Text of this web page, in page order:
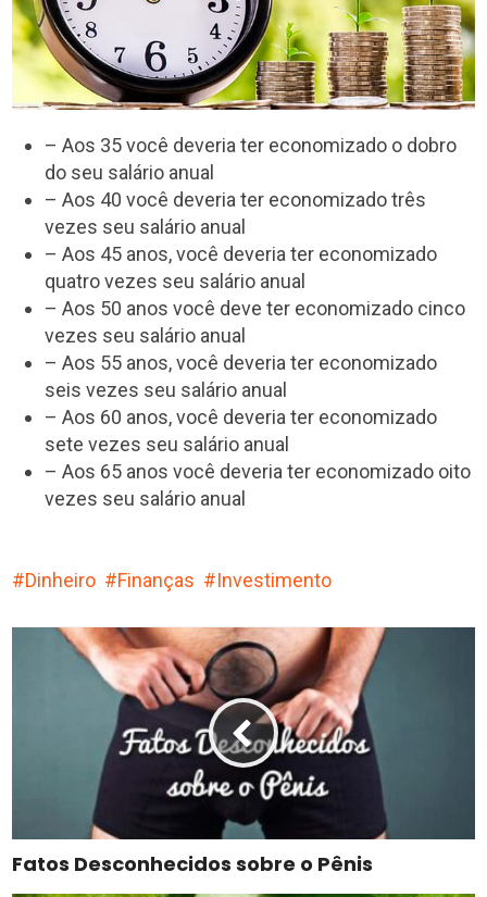
– Aos 35 você deveria ter economizado o dobro
do seu salário anual
– Aos 40 você deveria ter economizado três
vezes seu salário anual
– Aos 45 anos, você deveria ter economizado
quatro vezes seu salário anual
– Aos 50 anos você deve ter economizado cinco
vezes seu salário anual
– Aos 55 anos, você deveria ter economizado
seis vezes seu salário anual
– Aos 60 anos, você deveria ter economizado
sete vezes seu salário anual
– Aos 65 anos você deveria ter economizado oito
vezes seu salário anual
Dinheiro Finanças Investimento
Fatos Desconhecidos sobre o Pênis